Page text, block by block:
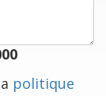
politique